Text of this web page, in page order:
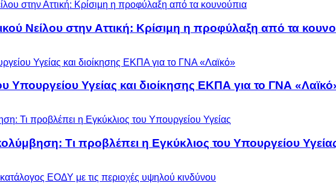
Νείλου στην Αττική: Κρίσιμη η προφύλαξη από τα
Υπουργείου Υγείας και διοίκησης ΕΚΠΑ για το ΓΝΑ
Τι προβλέπει η Εγκύκλιος του Υπουργείου